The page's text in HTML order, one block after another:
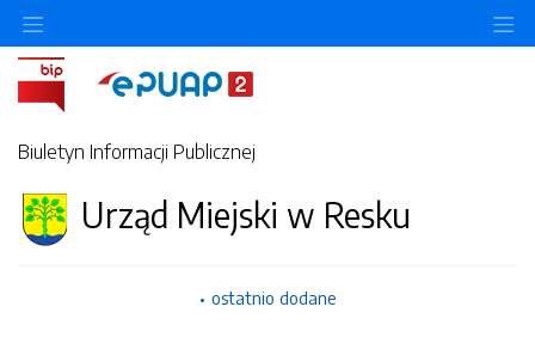
Biuletyn Informacji Publicznej
Urząd Miejski w Resku
ostatnio dodane